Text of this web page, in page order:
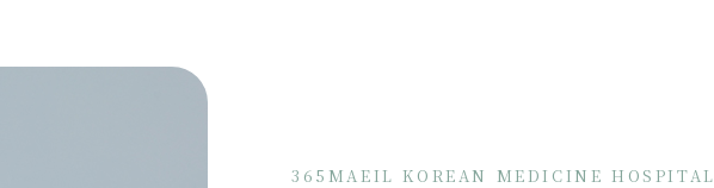
365MAEIL KOREAN MEDICINE HOSPITAL